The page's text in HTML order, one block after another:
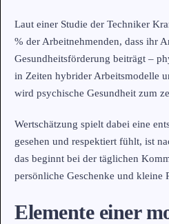
Laut einer Studie der Techniker
% der Arbeitnehmenden, dass ihr
Gesundheitsförderung beiträgt –
in Zeiten hybrider Arbeitsmodelle
wird psychische Gesundheit zum
Wertschätzung spielt dabei eine
gesehen und respektiert fühlt, ist
das beginnt bei der täglichen
persönliche Geschenke und kleine
Elemente einer